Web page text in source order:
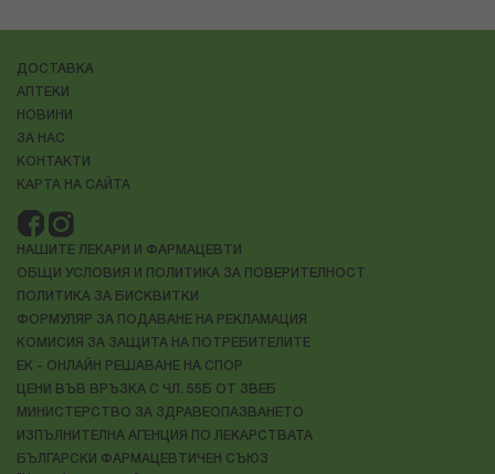
ДОСТАВКА
АПТЕКИ
НОВИНИ
ЗА НАС
КОНТАКТИ
КАРТА НА САЙТА
НАШИТЕ ЛЕКАРИ И ФАРМАЦЕВТИ
ОБЩИ УСЛОВИЯ И ПОЛИТИКА ЗА ПОВЕРИТЕЛНОСТ
ПОЛИТИКА ЗА БИСКВИТКИ
ФОРМУЛЯР ЗА ПОДАВАНЕ НА РЕКЛАМАЦИЯ
КОМИСИЯ ЗА ЗАЩИТА НА ПОТРЕБИТЕЛИТЕ
ЕК - ОНЛАЙН РЕШАВАНЕ НА СПОР
ЦЕНИ ВЪВ ВРЪЗКА С ЧЛ. 55Б ОТ ЗВЕБ
МИНИСТЕРСТВО ЗА ЗДРАВЕОПАЗВАНЕТО
ИЗПЪЛНИТЕЛНА АГЕНЦИЯ ПО ЛЕКАРСТВАТА
БЪЛГАРСКИ ФАРМАЦЕВТИЧЕН СЪЮЗ